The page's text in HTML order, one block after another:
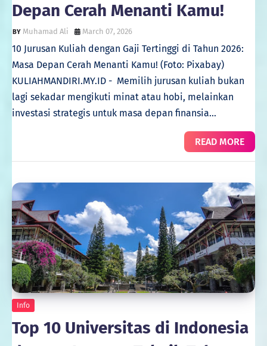
Depan Cerah Menanti Kamu!
Muhamad Ali March 07, 2026
10 Jurusan Kuliah dengan Gaji Tertinggi di Tahun 2026:
Masa Depan Cerah Menanti Kamu! (Foto: Pixabay)
KULIAHMANDIRI.MY.ID - Memilih jurusan kuliah bukan
lagi sekadar mengikuti minat atau hobi, melainkan
investasi strategis untuk masa depan finansia…
READ MORE
Info
Top 10 Universitas di Indonesia